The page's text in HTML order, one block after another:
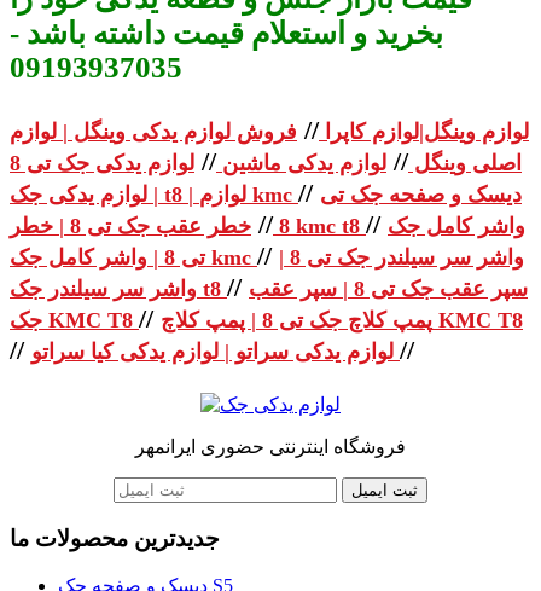
بخرید و استعلام قیمت داشته باشد -
09193937035
لوازم وینگل|لوازم کاپرا // فروش لوازم یدکی وینگل | لوازم
اصلی وینگل // لوازم یدکی ماشین //
لوازم یدکی جک تی 8
| لوازم یدکی جک t8 | لوازم kmc // دیسک و صفحه جک تی
8
// خطر عقب جک تی 8 | خطر kmc t8 // واشر کامل جک
تی 8 | واشر کامل جک kmc // واشر سر سیلندر جک تی 8 |
واشر سر سیلندر جک t8 // سپر عقب جک تی 8 | سپر عقب
جک KMC T8 // پمپ کلاچ جک تی 8 | پمپ کلاچ KMC T8
// //
فروشگاه اینترنتی حضوری ایرانمهر
ثبت ایمیل
جدیدترین محصولات ما
دیسک و صفحه جک S5